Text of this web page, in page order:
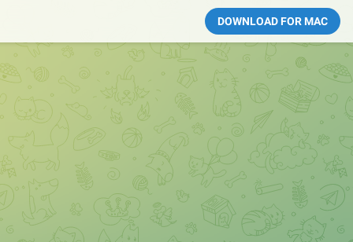
DOWNLOAD FOR MAC